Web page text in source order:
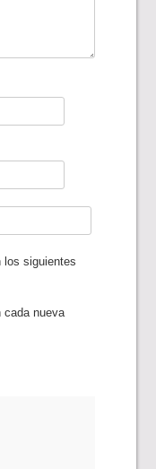
los siguientes
cada nueva